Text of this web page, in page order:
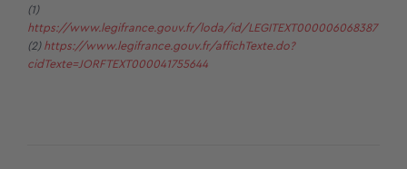
(1)
https://www.legifrance.gouv.fr/loda/id/LEGITEXT000006068387
(2)https://www.legifrance.gouv.fr/affichTexte.do?
cidTexte=JORFTEXT000041755644